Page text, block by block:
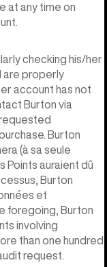
at any time on
checking his/her
are properly
account has not
Burton via
Burton
(à sa seule
Points auraient dû
Burton
et
foregoing, Burton
involving
than one hundred
request.